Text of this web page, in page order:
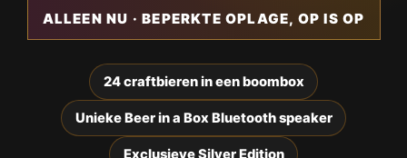
ALLEEN NU · BEPERKTE OPLAGE, OP IS OP
24 craftbieren in een boombox
Unieke Beer in a Box Bluetooth speaker
Exclusieve Silver Edition